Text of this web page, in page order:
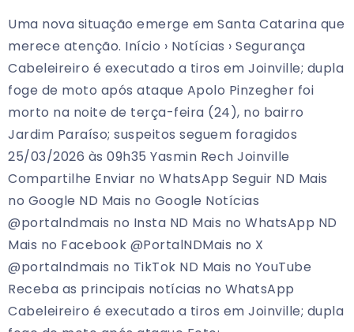
Uma nova situação emerge em Santa Catarina que
merece atenção. Início › Notícias › Segurança
Cabeleireiro é executado a tiros em Joinville; dupla
foge de moto após ataque Apolo Pinzegher foi
morto na noite de terça-feira (24), no bairro
Jardim Paraíso; suspeitos seguem foragidos
25/03/2026 às 09h35 Yasmin Rech Joinville
Compartilhe Enviar no WhatsApp Seguir ND Mais
no Google ND Mais no Google Notícias
@portalndmais no Insta ND Mais no WhatsApp ND
Mais no Facebook @PortalNDMais no X
@portalndmais no TikTok ND Mais no YouTube
Receba as principais notícias no WhatsApp
Cabeleireiro é executado a tiros em Joinville; dupla